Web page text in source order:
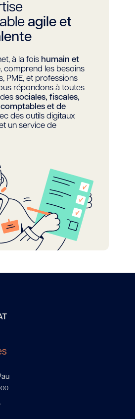
agile et
à la fois humain et
, comprend les besoins
PME, et professions
répondons à toutes
sociales, fiscales,
et de
des outils digitaux
un service de